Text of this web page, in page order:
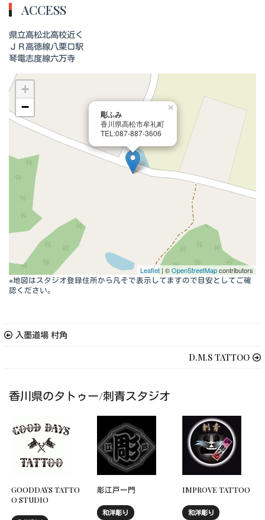
ACCESS
県立高松北高校近く
ＪＲ高徳線八栗口駅
琴電志度線六万寺
彫ふみ
香川県高松市牟礼町
TEL:087-887-3606
×
+
−
Leaflet | ©OpenStreetMapcontributors
※地図はスタジオ登録住所から凡そで表示してますので目安としてご確
認ください。
入墨道場 村角
D.M.S TATTOO
香川県のタトゥー/刺青スタジオ
GOODDAYS TATTO
O STUDIO
彫江戸一門
和洋彫り
IMPROVE TATTOO
和洋彫り